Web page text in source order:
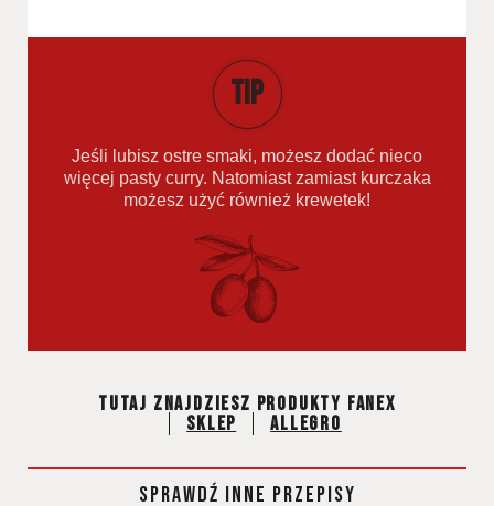
TIP
Jeśli lubisz ostre smaki, możesz dodać nieco
więcej pasty curry. Natomiast zamiast kurczaka
możesz użyć również krewetek!
Tutaj znajdziesz produkty fanex
Sklep
Allegro
SPRAWDŹ INNE PRZEPISY